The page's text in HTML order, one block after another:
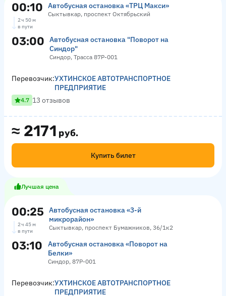
00:10 Автобусная остановка «ТРЦ Макси»
Сыктывкар, проспект Октябрьский
2 ч 50 м
в пути
03:00
Автобусная остановка "Поворот на
Синдор"
Синдор, Трасса 87Р-001
≈ 2171 руб.
Купить билет
Перевозчик:УХТИНСКОЕ АВТОТРАНСПОРТНОЕ
ПРЕДПРИЯТИЕ
4.7 13 отзывов
Лучшая цена
00:25
Автобусная остановка «3-й
микрорайон»
Сыктывкар, проспект Бумажников, 36/1к2
2 ч 45 м
в пути
03:10
Автобусная остановка «Поворот на
Белки»
Синдор, 87Р-001
Перевозчик:УХТИНСКОЕ АВТОТРАНСПОРТНОЕ
ПРЕДПРИЯТИЕ